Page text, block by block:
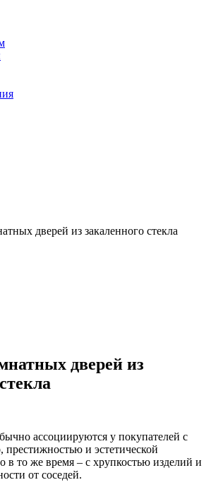
дверей из закаленного стекла
дверей из
ассоциируются у покупателей с
престижностью и эстетической
в то же время – с хрупкостью изделий и
от соседей.